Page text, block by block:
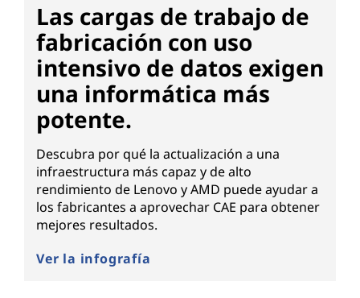
Las cargas de trabajo de
fabricación con uso
intensivo de datos exigen
una informática más
potente.
Descubra por qué la actualización a una
infraestructura más capaz y de alto
rendimiento de Lenovo y AMD puede ayudar a
los fabricantes a aprovechar CAE para obtener
mejores resultados.
Ver la infografía